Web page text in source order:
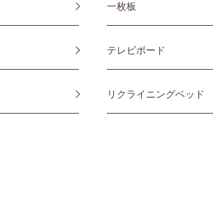
一枚板
テレビボード
リクライニングベッド